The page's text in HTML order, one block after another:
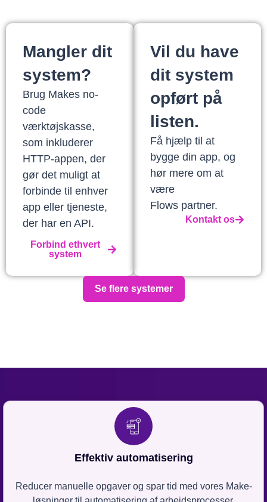
Mangler dit
system?
Brug Makes no-
code
værktøjskasse,
som inkluderer
HTTP-appen, der
gør det muligt at
forbinde til enhver
app eller tjeneste,
der har en API.
Forbind ethvert
system
Vil du have
dit system
opført på
listen.
Få hjælp til at
bygge din app, og
hør mere om at
være
Flows partner.
Kontakt os
Se flere systemer
Effektiv automatisering
Reducer manuelle opgaver og spar tid med vores Make-